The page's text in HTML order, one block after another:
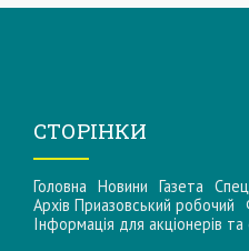
НАБЕРЕЖНА ПРЕМ'ЄРА УРЯД
КУЛЬТУРА ЗАКОН
СТОРІНКИ
Головна Новини Газета
Архів Приазовський робочий
Інформацiя для акцiонерiв та